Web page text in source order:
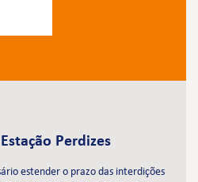
Perdizes
estender o prazo das interdições